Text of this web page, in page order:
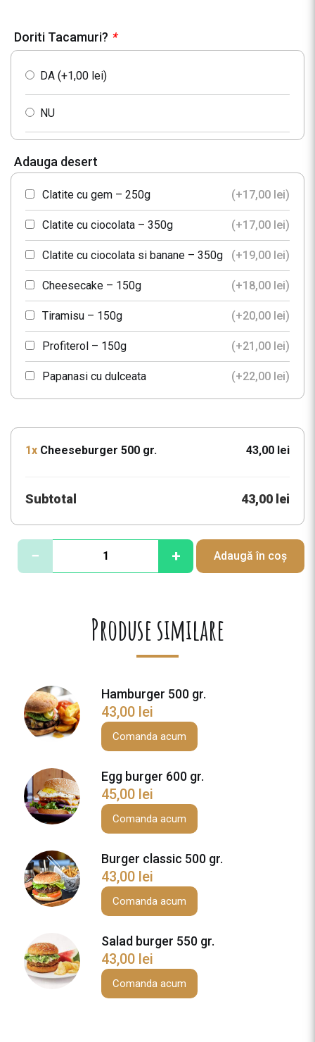
Doriti Tacamuri? *
DA (+1,00 lei)
NU
Adauga desert
Clatite cu gem – 250g (+17,00 lei)
Clatite cu ciocolata – 350g (+17,00 lei)
Clatite cu ciocolata si banane – 350g (+19,00 lei)
Cheesecake – 150g (+18,00 lei)
Tiramisu – 150g (+20,00 lei)
Profiterol – 150g (+21,00 lei)
Papanasi cu dulceata (+22,00 lei)
1x Cheeseburger 500 gr. 43,00 lei
Subtotal 43,00 lei
C
− + Adaugă în coș
Produse similare
Hamburger 500 gr.
43,00 lei
Comanda acum
Egg burger 600 gr.
45,00 lei
Comanda acum
Burger classic 500 gr.
43,00 lei
Comanda acum
Salad burger 550 gr.
43,00 lei
Comanda acum